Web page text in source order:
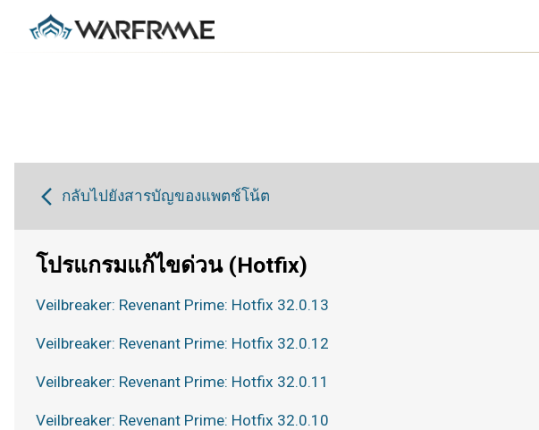
กลับไปยังสารบัญของแพตช์โน้ต
โปรแกรมแก้ไขด่วน (Hotfix)
Veilbreaker: Revenant Prime: Hotfix 32.0.13
Veilbreaker: Revenant Prime: Hotfix 32.0.12
Veilbreaker: Revenant Prime: Hotfix 32.0.11
Veilbreaker: Revenant Prime: Hotfix 32.0.10